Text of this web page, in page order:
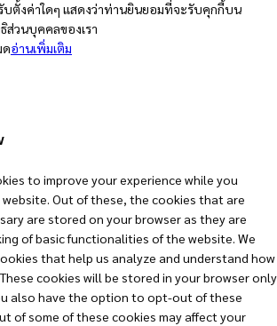
บตั้งค่าใดๆ แสดงว่าท่านยินยอมที่จะรับคุกกี้บน
ส่วนบุคคลของเรา
อ่านเพิ่มเติม
to improve your experience while you
Out of these, the cookies that are
are stored on your browser as they are
of basic functionalities of the website. We
that help us analyze and understand how
cookies will be stored in your browser only
also have the option to opt-out of these
of some of these cookies may affect your